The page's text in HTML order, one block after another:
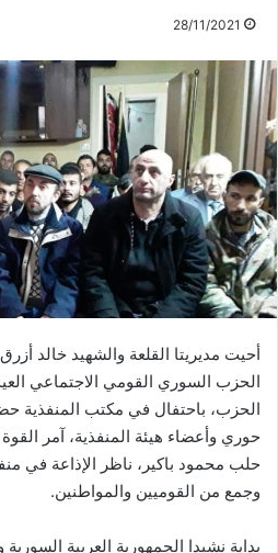
28/11/2021
أحيت مديريتا القلعة والشهيد خالد
الحزب السوري القومي الاجتماعي
الحزب، باحتفال في مكتب المنفذية
حوري وأعضاء هيئة المنفذية، آمر
حلب محمود باكير، ناظر الإذاعة في
وجمع من القوميين والمواطنين.
بداية نشيدا الجمهورية العربية